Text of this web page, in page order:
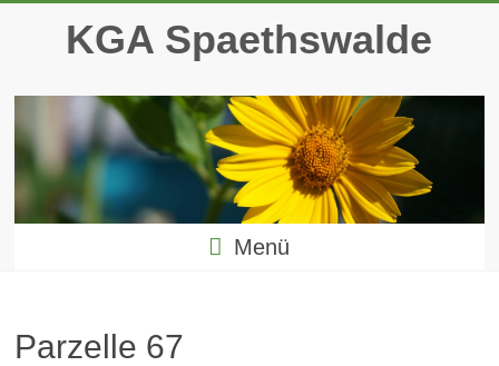
springenKGA Spaethswalde
Menü
Parzelle 67